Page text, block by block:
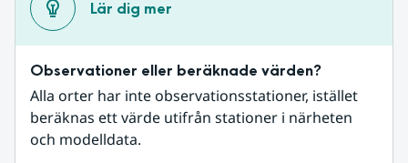
Lär dig mer
Observationer eller beräknade värden?
Alla orter har inte observationsstationer, istället
beräknas ett värde utifrån stationer i närheten
och modelldata.